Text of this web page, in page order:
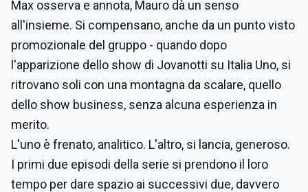
Max osserva e annota, Mauro dà un senso
all'insieme. Si compensano, anche da un punto visto
promozionale del gruppo - quando dopo
l'apparizione dello show di Jovanotti su Italia Uno, si
ritrovano soli con una montagna da scalare, quello
dello show business, senza alcuna esperienza in
merito.
L'uno è frenato, analitico. L'altro, si lancia, generoso.
I primi due episodi della serie si prendono il loro
tempo per dare spazio ai successivi due, davvero